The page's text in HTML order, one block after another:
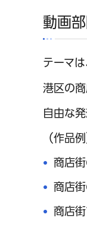
動画
テーマ
港区の
自由な
（作品例
商店
商店
商店